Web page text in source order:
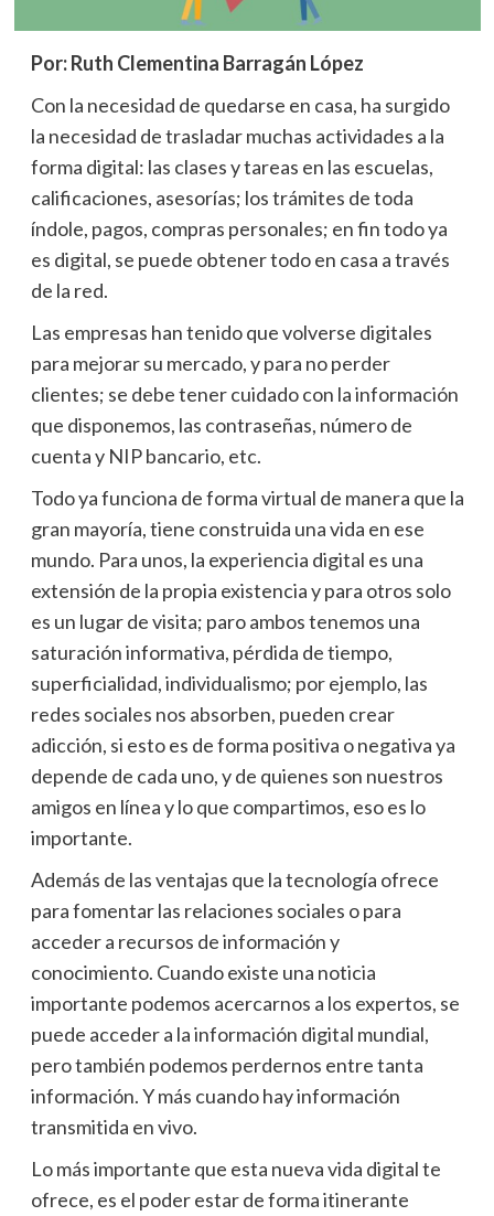
Por: Ruth Clementina Barragán López
Con la necesidad de quedarse en casa, ha surgido
la necesidad de trasladar muchas actividades a la
forma digital: las clases y tareas en las escuelas,
calificaciones, asesorías; los trámites de toda
índole, pagos, compras personales; en fin todo ya
es digital, se puede obtener todo en casa a través
de la red.
Las empresas han tenido que volverse digitales
para mejorar su mercado, y para no perder
clientes; se debe tener cuidado con la información
que disponemos, las contraseñas, número de
cuenta y NIP bancario, etc.
Todo ya funciona de forma virtual de manera que la
gran mayoría, tiene construida una vida en ese
mundo. Para unos, la experiencia digital es una
extensión de la propia existencia y para otros solo
es un lugar de visita; paro ambos tenemos una
saturación informativa, pérdida de tiempo,
superficialidad, individualismo; por ejemplo, las
redes sociales nos absorben, pueden crear
adicción, si esto es de forma positiva o negativa ya
depende de cada uno, y de quienes son nuestros
amigos en línea y lo que compartimos, eso es lo
importante.
Además de las ventajas que la tecnología ofrece
para fomentar las relaciones sociales o para
acceder a recursos de información y
conocimiento. Cuando existe una noticia
importante podemos acercarnos a los expertos, se
puede acceder a la información digital mundial,
pero también podemos perdernos entre tanta
información. Y más cuando hay información
transmitida en vivo.
Lo más importante que esta nueva vida digital te
ofrece, es el poder estar de forma itinerante